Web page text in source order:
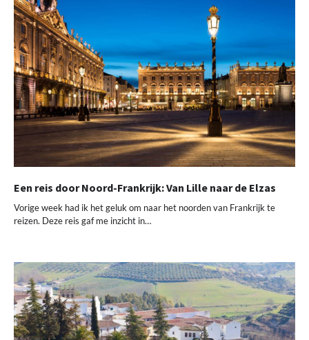
Een reis door Noord-Frankrijk: Van Lille naar de Elzas
Vorige week had ik het geluk om naar het noorden van Frankrijk te
reizen. Deze reis gaf me inzicht in…